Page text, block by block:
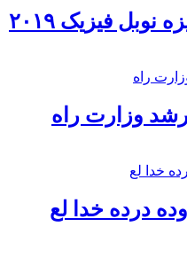
نوبل فیزیک ۲۰۱۹
وزارت راه
درده خدا لع